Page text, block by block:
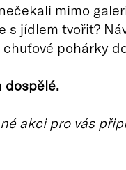
mimo
s jídlem tvořit?
pohárky
dospělé.
akci pro vás